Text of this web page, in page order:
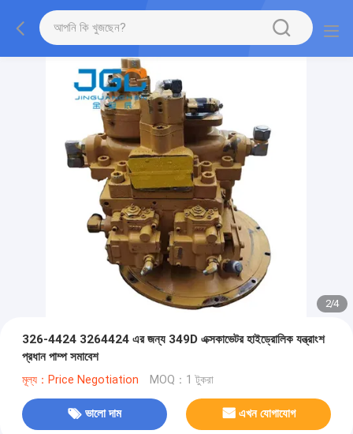
2/4
326-4424 3264424 এর জন্য 349D এক্সকাভেটর হাইড্রোলিক যন্ত্রাংশ
প্রধান পাম্প সমাবেশ
মূল্য：Price Negotiation MOQ：1 টুকরা
ভালো দাম এখন যোগাযোগ